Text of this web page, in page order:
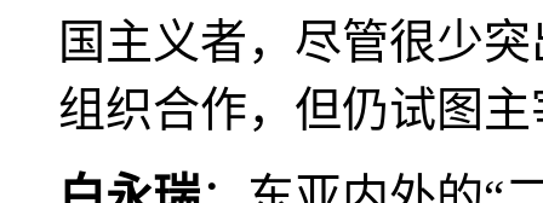
国主义者，尽管很少
组织合作，但仍试图